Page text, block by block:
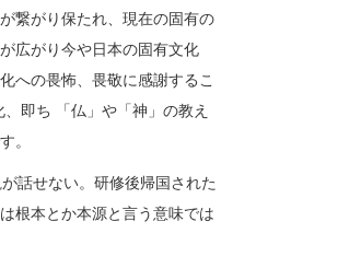
繋がり保たれ、現在の固有の
広がり今や日本の固有文化
への畏怖、畏敬に感謝するこ
即ち 「仏」や「神」の教え
。
話せない。研修後帰国された
根本とか本源と言う意味では